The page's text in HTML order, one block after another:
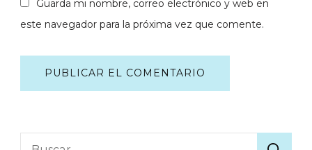
Guarda mi nombre, correo electrónico y web en
este navegador para la próxima vez que comente.
Buscar: